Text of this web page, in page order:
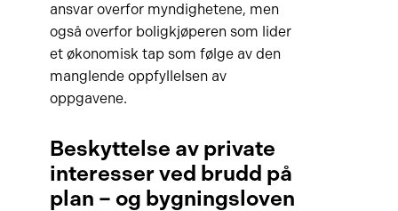
ansvar overfor myndighetene, men
også overfor boligkjøperen som lider
et økonomisk tap som følge av den
manglende oppfyllelsen av
oppgavene.
Beskyttelse av private
interesser ved brudd på
plan – og bygningsloven